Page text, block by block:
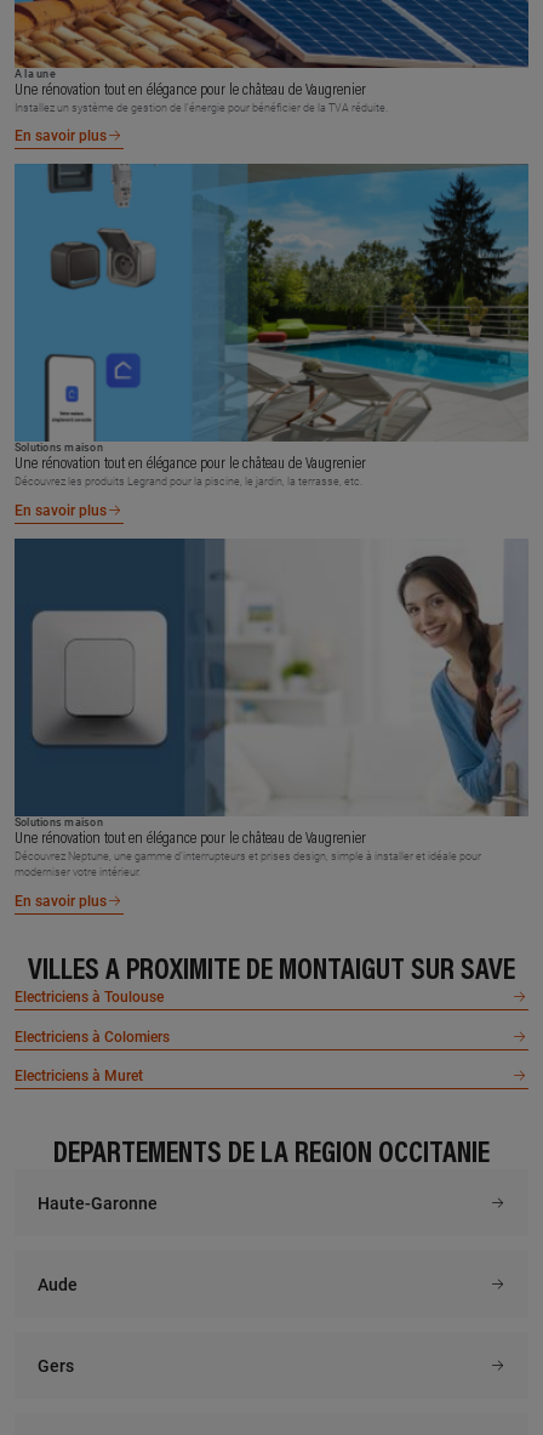
À la une
Une rénovation tout en élégance pour le château de Vaugrenier
Installez un système de gestion de l’énergie pour bénéficier de la TVA réduite.
En savoir plus
Solutions maison
Une rénovation tout en élégance pour le château de Vaugrenier
Découvrez les produits Legrand pour la piscine, le jardin, la terrasse, etc.
En savoir plus
Solutions maison
Une rénovation tout en élégance pour le château de Vaugrenier
Découvrez Neptune, une gamme d’interrupteurs et prises design, simple à installer et idéale pour
moderniser votre intérieur.
En savoir plus
VILLES À PROXIMITÉ DE MONTAIGUT SUR SAVE
Electriciens à Toulouse
Electriciens à Colomiers
Electriciens à Muret
DÉPARTEMENTS DE LA RÉGION OCCITANIE
Haute-Garonne
Aude
Gers